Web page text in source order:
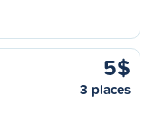
5$
3 places